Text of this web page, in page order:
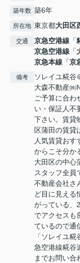
築年数 築6年
所在地 東京都大田区
交通 京急空港線 「
京急空港線 「
京急本線 「京
備考
ソレイユ糀谷
大森不動産㈱
ご予算に合わ
い・保証人不
下さい。賃貸
区蒲田の賃貸
人気賃貸おす
からこそ分か
大田区の中心
スタッフ全員
不動産会社さ
ど目に見える
がっている、
でアクセスも
ているので通
「ソレイユ
急空港線糀谷
までお問い合